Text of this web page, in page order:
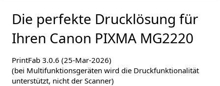
Die perfekte Drucklösung für
Ihren Canon PIXMA MG2220
PrintFab 3.0.6 (25-Mar-2026)
(bei Multifunktionsgeräten wird die Druckfunktionalität
unterstützt, nicht der Scanner)